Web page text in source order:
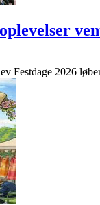
Festdage 2026